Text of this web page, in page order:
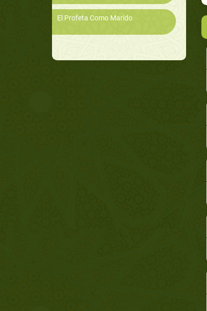
El Profeta Como Marido